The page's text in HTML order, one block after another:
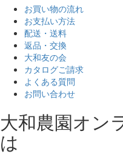
お買い物の流れ
お支払い方法
配送・送料
返品・交換
大和友の会
カタログご請求
よくある質問
お問い合わせ
大和農園オン
は